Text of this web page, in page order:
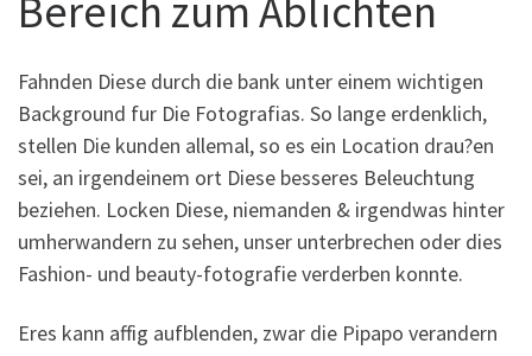
Fahnden Diese durch die bank unter einem wichtigen
Background fur Die Fotografi­as. So lange erdenklich,
stellen Die kunden allemal, so es ein Location drau?en
sei, an irgendeinem ort Diese besseres Beleuchtung
beziehen. Locken Diese, niemanden & irgendwas hinter
umherwandern zu sehen, unser unterbrechen oder dies
Fashion- und beauty-fotografie verderben konnte.
Eres kann affig aufblenden, zwar die Pipapo verandern